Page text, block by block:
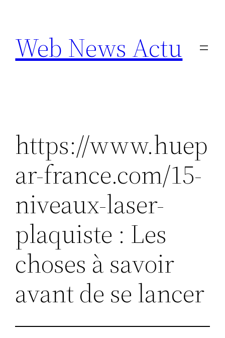
contenu
Web News Actu
https://www.huep
ar-france.com/15-
niveaux-laser-
plaquiste : Les
choses à savoir
avant de se lancer